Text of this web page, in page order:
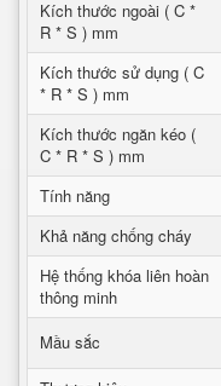
Kích thước ngoài ( C *
R * S ) mm
Kích thước sử dụng ( C
* R * S ) mm
Kích thước ngăn kéo (
C * R * S ) mm
Tính năng
Khả năng chống cháy
Hệ thống khóa liên hoàn
thông minh
Mầu sắc